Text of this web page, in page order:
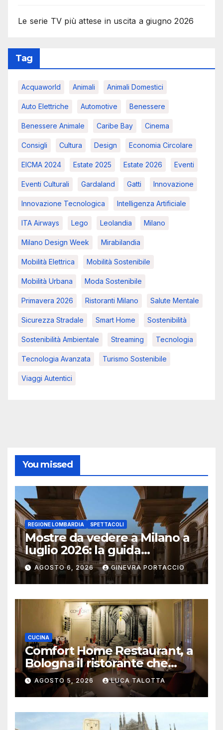
Le serie TV più attese in uscita a giugno 2026
Tag
Acquaworld Animali Animali Domestici
Auto Elettriche Automotive Benessere
Benessere Animale Caribe Bay Cinema
Consigli Cultura Design Economia Circolare
EICMA 2024 Estate 2025 Estate 2026 Eventi
Eventi Culturali Gardaland Gatti Innovazione
Innovazione Tecnologica Intelligenza Artificiale
ITA Airways Lego Leolandia Milano
Milano Design Week Mirabilandia
Mobilità Elettrica Mobilità Sostenibile
Mobilità Urbana Moda Sostenibile
Primavera 2026 Ristoranti Milano Salute Mentale
Sicurezza Stradale Smart Home Sostenibilità
Sostenibilità Ambientale Streaming Tecnologia
Tecnologia Avanzata Turismo Sostenibile
Viaggi Autentici
You missed
REGIONE LOMBARDIA SPETTACOLI
Mostre da vedere a Milano a
luglio 2026: la guida
aggiornata
AGOSTO 6, 2026 GINEVRA PORTACCIO
CUCINA
Comfort Home Restaurant, a
Bologna il ristorante che
trasforma l’ospitalità in
un’esperienza di casa
AGOSTO 5, 2026 LUCA TALOTTA